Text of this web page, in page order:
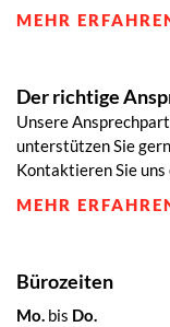
MEHR
Der richtige
Unsere
unterstützen Sie
Kontaktieren Sie
MEHR
Bürozeiten
Mo. bis Do.